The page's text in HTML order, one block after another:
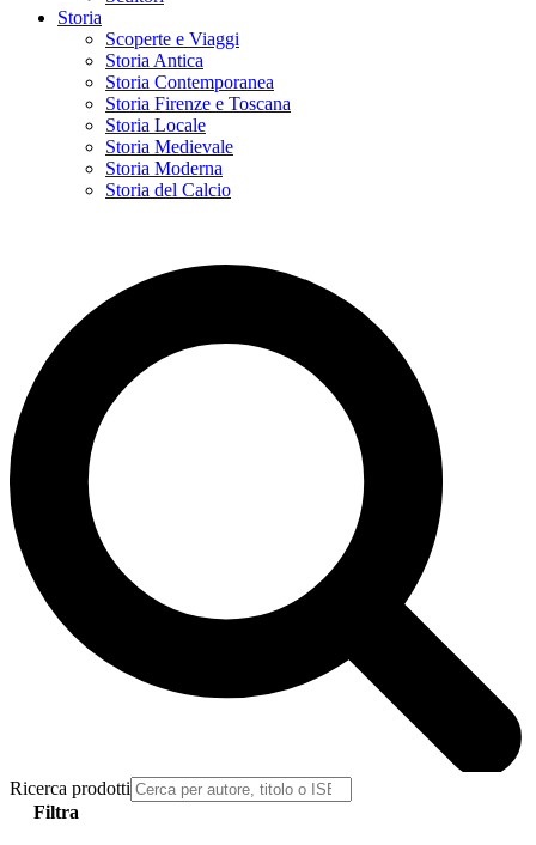
Storia
Scoperte e Viaggi
Storia Antica
Storia Contemporanea
Storia Firenze e Toscana
Storia Locale
Storia Medievale
Storia Moderna
Storia del Calcio
Ricerca prodotti
Filtra